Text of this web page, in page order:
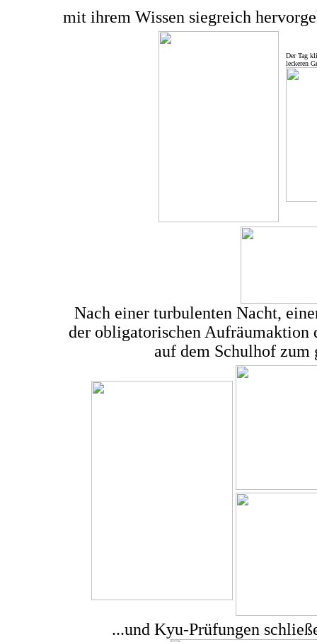
mit ihrem Wissen siegreich
Der Tag
leckeren
Nach einer turbulenten Nacht,
der obligatorischen Aufräumaktion
auf dem Schulhof zum
...und Kyu-Prüfungen